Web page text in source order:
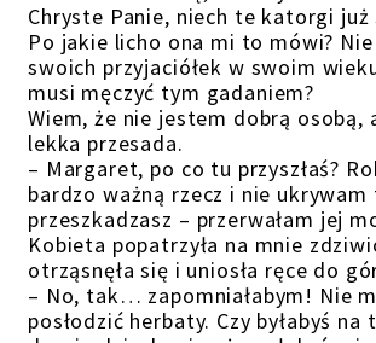
Chryste Panie, niech te katorgi już
Po jakie licho ona mi to mówi?
swoich przyjaciółek w swoim
musi męczyć tym gadaniem?
Wiem, że nie jestem dobrą osobą,
lekka przesada.
– Margaret, po co tu przyszłaś?
bardzo ważną rzecz i nie ukrywam
przeszkadzasz – przerwałam jej
Kobieta popatrzyła na mnie
otrząsnęła się i uniosła ręce do
– No, tak… zapomniałabym! Nie
posłodzić herbaty. Czy byłabyś na